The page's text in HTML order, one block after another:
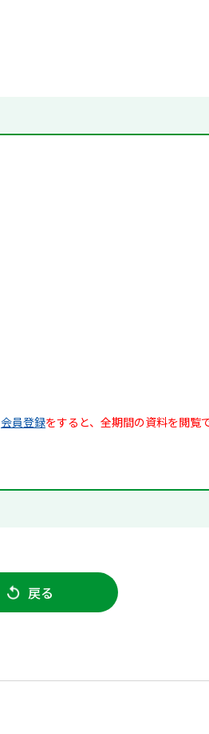
会員登録をすると、全期間の資料を閲覧
戻る